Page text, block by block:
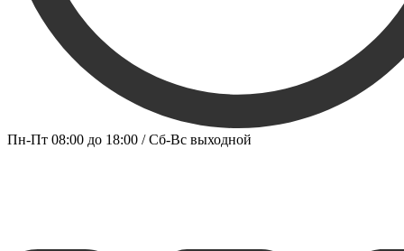
Пн-Пт 08:00 до 18:00 / Сб-Вс выходной